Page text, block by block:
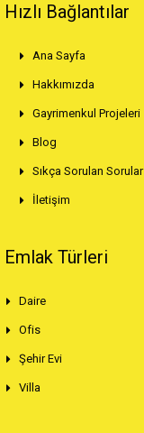
Hızlı Bağlantılar
Ana Sayfa
Hakkımızda
Gayrimenkul Projeleri
Blog
Sıkça Sorulan Sorular
İletişim
Emlak Türleri
Daire
Ofis
Şehir Evi
Villa